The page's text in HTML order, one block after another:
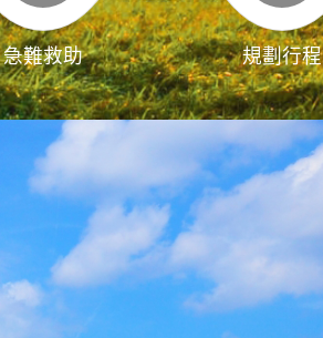
急難救助 規劃行程